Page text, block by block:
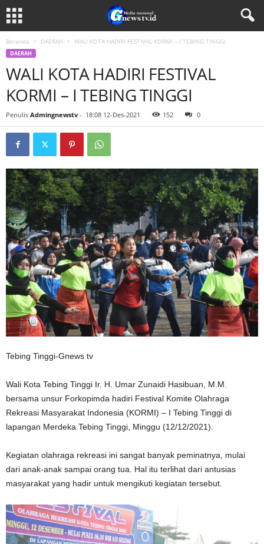
Beranda DAERAH WALI KOTA HADIRI FESTIVAL KORMI – I TEBING TINGGI
DAERAH
WALI KOTA HADIRI FESTIVAL
KORMI – I TEBING TINGGI
Penulis Admingnewstv - 18:08 12-Des-2021 152 0
Tebing Tinggi-Gnews tv
Wali Kota Tebing Tinggi Ir. H. Umar Zunaidi Hasibuan, M.M.
bersama unsur Forkopimda hadiri Festival Komite Olahraga
Rekreasi Masyarakat Indonesia (KORMI) – I Tebing Tinggi di
lapangan Merdeka Tebing Tinggi, Minggu (12/12/2021).
Kegiatan olahraga rekreasi ini sangat banyak peminatnya, mulai
dari anak-anak sampai orang tua. Hal itu terlihat dari antusias
masyarakat yang hadir untuk mengikuti kegiatan tersebut.